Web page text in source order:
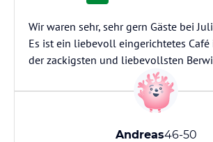
Wir waren sehr, sehr gern Gäste bei
Es ist ein liebevoll eingerichtetes Café
der zackigsten und liebevollsten
Andreas46-50